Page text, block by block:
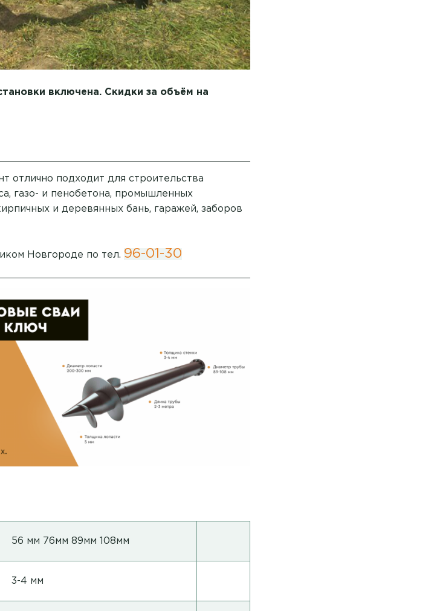
включена. Скидки за объём на
отлично подходит для строительства
газо- и пенобетона, промышленных
и деревянных бань, гаражей, заборов
Новгороде по тел. 96-01-30
56 мм 76мм 89мм 108мм
3-4 мм